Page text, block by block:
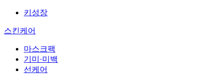
키성장
스킨케어
마스크팩
기미·미백
선케어